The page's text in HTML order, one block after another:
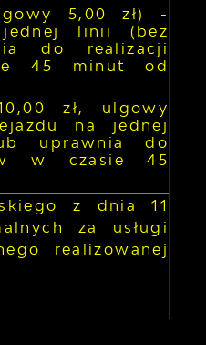
5,00 zł) -
jednej linii (bez
do realizacji
45 minut od
zł, ulgowy
na jednej
uprawnia do
w czasie 45
z dnia 11
za usługi
realizowanej